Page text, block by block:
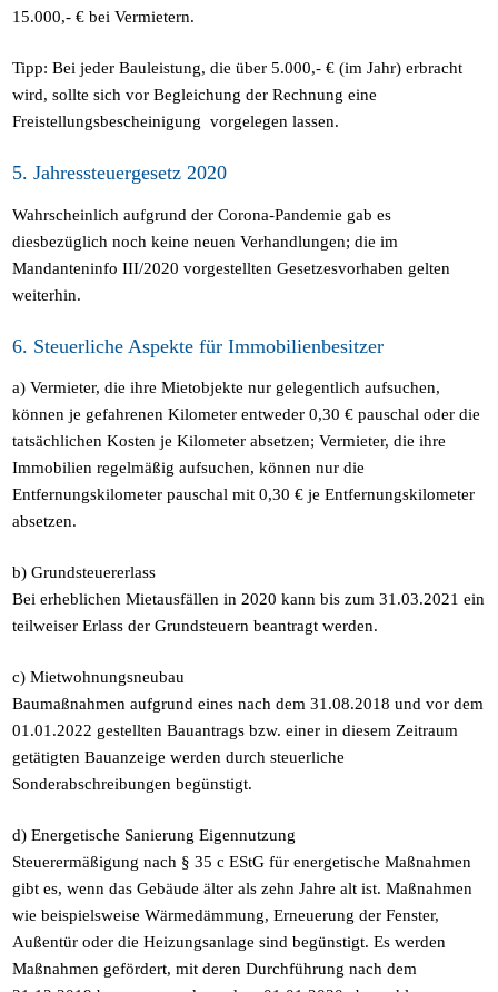
15.000,- € bei Vermietern.
Tipp: Bei jeder Bauleistung, die über 5.000,- € (im Jahr) erbracht
wird, sollte sich vor Begleichung der Rechnung eine
Freistellungsbescheinigung vorgelegen lassen.
5. Jahressteuergesetz 2020
Wahrscheinlich aufgrund der Corona-Pandemie gab es
diesbezüglich noch keine neuen Verhandlungen; die im
Mandanteninfo III/2020 vorgestellten Gesetzesvorhaben gelten
weiterhin.
6. Steuerliche Aspekte für Immobilienbesitzer
a) Vermieter, die ihre Mietobjekte nur gelegentlich aufsuchen,
können je gefahrenen Kilometer entweder 0,30 € pauschal oder die
tatsächlichen Kosten je Kilometer absetzen; Vermieter, die ihre
Immobilien regelmäßig aufsuchen, können nur die
Entfernungskilometer pauschal mit 0,30 € je Entfernungskilometer
absetzen.
b) Grundsteuererlass
Bei erheblichen Mietausfällen in 2020 kann bis zum 31.03.2021 ein
teilweiser Erlass der Grundsteuern beantragt werden.
c) Mietwohnungsneubau
Baumaßnahmen aufgrund eines nach dem 31.08.2018 und vor dem
01.01.2022 gestellten Bauantrags bzw. einer in diesem Zeitraum
getätigten Bauanzeige werden durch steuerliche
Sonderabschreibungen begünstigt.
d) Energetische Sanierung Eigennutzung
Steuerermäßigung nach § 35 c EStG für energetische Maßnahmen
gibt es, wenn das Gebäude älter als zehn Jahre alt ist. Maßnahmen
wie beispielsweise Wärmedämmung, Erneuerung der Fenster,
Außentür oder die Heizungsanlage sind begünstigt. Es werden
Maßnahmen gefördert, mit deren Durchführung nach dem